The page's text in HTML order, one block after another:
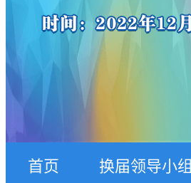
首页 换届领导小组